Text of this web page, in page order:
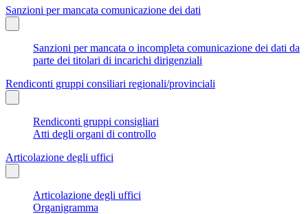
Sanzioni per mancata comunicazione dei dati
Sanzioni per mancata o incompleta comunicazione dei dati da
parte dei titolari di incarichi dirigenziali
Rendiconti gruppi consiliari regionali/provinciali
Rendiconti gruppi consigliari
Atti degli organi di controllo
Articolazione degli uffici
Articolazione degli uffici
Organigramma